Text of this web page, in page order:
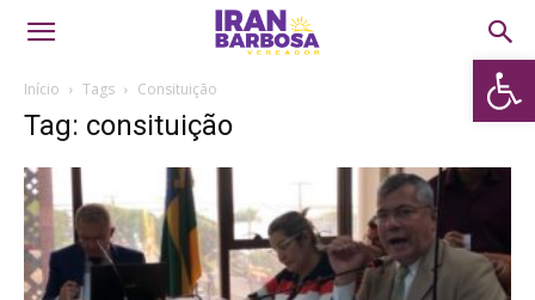
Abrir
Início Tags Consituição
Tag: consituição